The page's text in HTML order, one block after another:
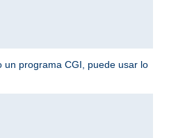
programa CGI, puede usar lo